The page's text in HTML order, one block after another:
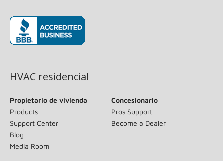
HVAC residencial
Propietario de vivienda
Products
Support Center
Blog
Media Room
Concesionario
Pros Support
Become a Dealer